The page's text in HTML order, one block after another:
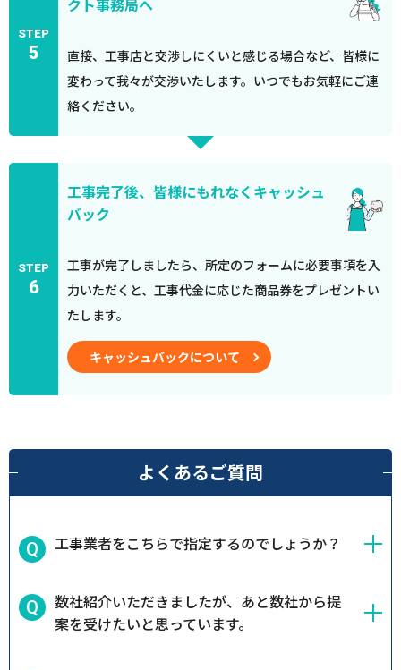
STEP
5
クト事務局へ
直接、工事店と交渉しにくいと感じる場合など、皆様に
変わって我々が交渉いたします。いつでもお気軽にご連
絡ください。
STEP
6
工事完了後、皆様にもれなくキャッシュ
バック
工事が完了しましたら、所定のフォームに必要事項を入
力いただくと、工事代金に応じた商品券をプレゼントい
たします。
キャッシュバックについて
よくあるご質問
工事業者をこちらで指定するのでしょうか？
数社紹介いただきましたが、あと数社から提
案を受けたいと思っています。